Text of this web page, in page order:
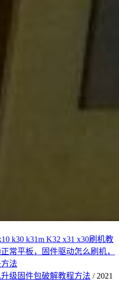
k30 k31m K32 x31 x30刷机教
常平板，固件驱动怎么刷机，
法
级固件包破解教程方法 / 2021